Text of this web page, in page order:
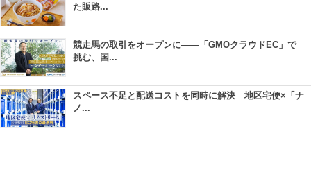
た販路...
競走馬の取引をオープンに――「GMOクラウドEC」で
挑む、国...
スペース不足と配送コストを同時に解決 地区宅便×「ナ
ノ...